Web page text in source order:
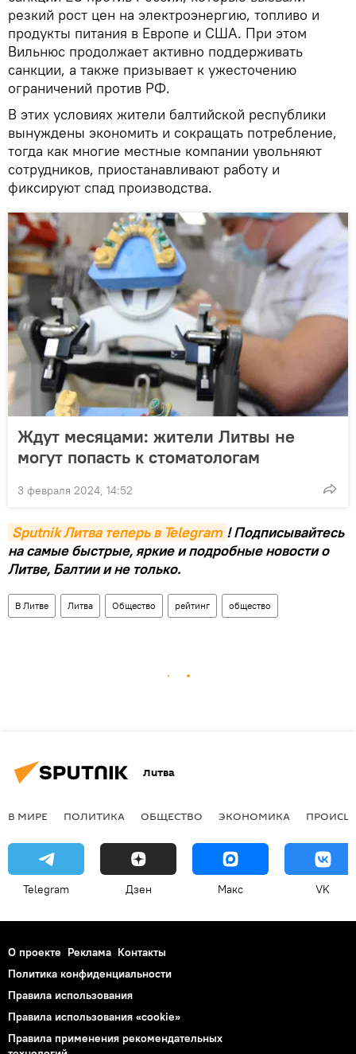
резкий рост цен на электроэнергию, топливо и
продукты питания в Европе и США. При этом
Вильнюс продолжает активно поддерживать
санкции, а также призывает к ужесточению
ограничений против РФ.
В этих условиях жители балтийской республики
вынуждены экономить и сокращать потребление,
тогда как многие местные компании увольняют
сотрудников, приостанавливают работу и
фиксируют спад производства.
Ждут месяцами: жители Литвы не
могут попасть к стоматологам
3 февраля 2024, 14:52
Sputnik Литва теперь в Telegram ! Подписывайтесь
на самые быстрые, яркие и подробные новости о
Литве, Балтии и не только.
В Литве Литва Общество рейтинг общество
Литва
В МИРЕ ПОЛИТИКА ОБЩЕСТВО ЭКОНОМИКА
Telegram Дзен Макс VK
О проекте Реклама Контакты
Политика конфиденциальности
Правила использования
Правила использования «cookie»
Правила применения рекомендательных